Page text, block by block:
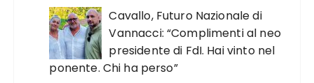
Cavallo, Futuro Nazionale di
Vannacci: “Complimenti al neo
presidente di FdI. Hai vinto nel
ponente. Chi ha perso”